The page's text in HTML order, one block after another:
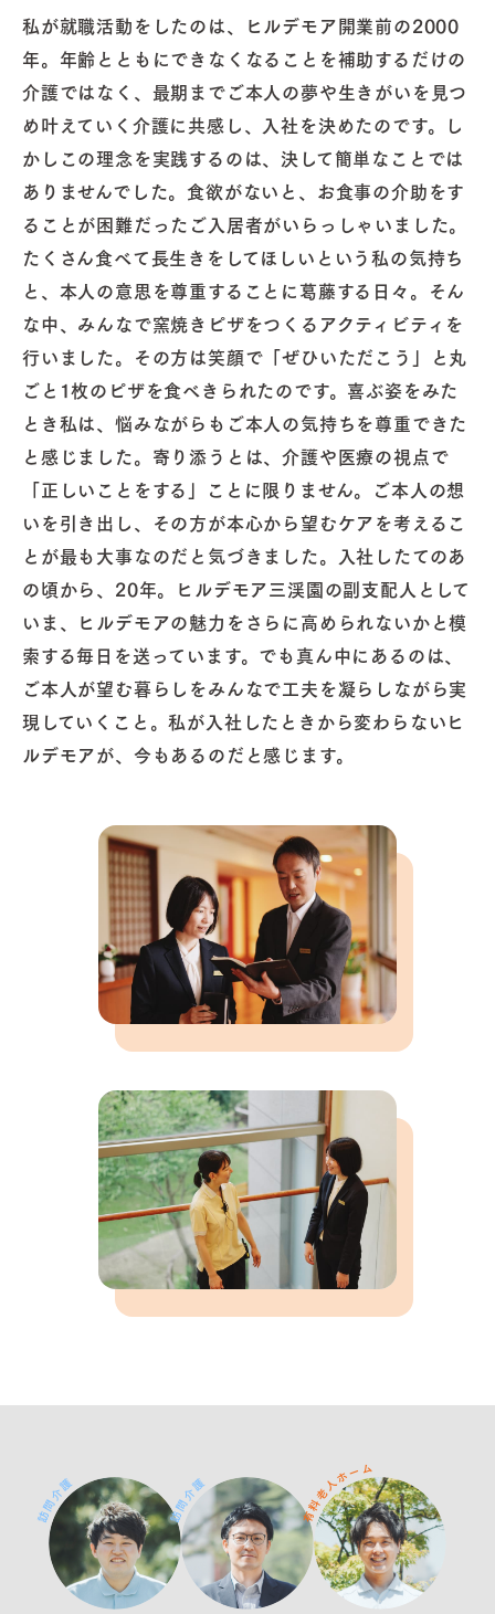
私が就職活動をしたのは、ヒルデモア開業前の2000
年。年齢とともにできなくなることを補助するだけの
介護ではなく、最期までご本人の夢や生きがいを見つ
め叶えていく介護に共感し、入社を決めたのです。し
かしこの理念を実践するのは、決して簡単なことでは
ありませんでした。食欲がないと、お食事の介助をす
ることが困難だったご入居者がいらっしゃいました。
たくさん食べて長生きをしてほしいという私の気持ち
と、本人の意思を尊重することに葛藤する日々。そん
な中、みんなで窯焼きピザをつくるアクティビティを
行いました。その方は笑顔で「ぜひいただこう」と丸
ごと1枚のピザを食べきられたのです。喜ぶ姿をみた
とき私は、悩みながらもご本人の気持ちを尊重できた
と感じました。寄り添うとは、介護や医療の視点で
「正しいことをする」ことに限りません。ご本人の想
いを引き出し、その方が本心から望むケアを考えるこ
とが最も大事なのだと気づきました。入社したてのあ
の頃から、20年。ヒルデモア三渓園の副支配人として
いま、ヒルデモアの魅力をさらに高められないかと模
索する毎日を送っています。でも真ん中にあるのは、
ご本人が望む暮らしをみんなで工夫を凝らしながら実
現していくこと。私が入社したときから変わらないヒ
ルデモアが、今もあるのだと感じます。
訪
問
介護
訪
問
介護
有
料
老
人ホー ム